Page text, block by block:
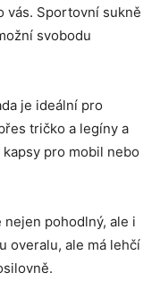
vás. Sportovní sukně
svobodu
je ideální pro
tričko a legíny a
pro mobil nebo
pohodlný, ale i
overalu, ale má lehčí